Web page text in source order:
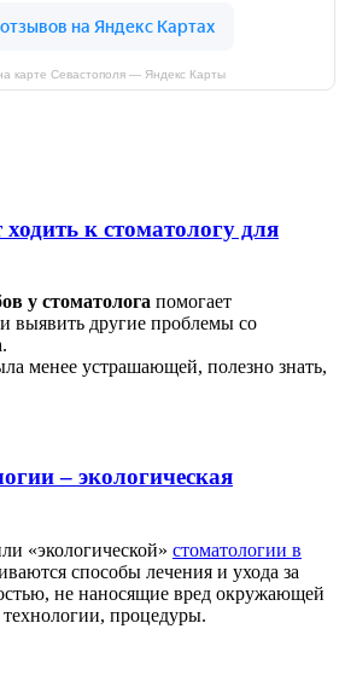
карте Севастополя — Яндекс Карты
ходить к стоматологу для
у стоматолога помогает
выявить другие проблемы со
менее устрашающей, полезно знать,
– экологическая
«экологической» стоматологии в
способы лечения и ухода за
не наносящие вред окружающей
процедуры.